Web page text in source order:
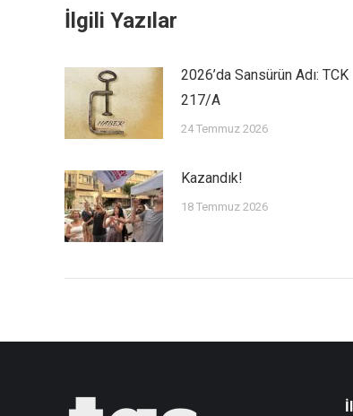
İlgili Yazılar
2026’da Sansürün Adı: TCK
217/A
24 Temmuz 2026
Kazandık!
18 Temmuz 2026